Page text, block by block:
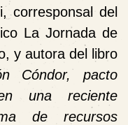
corresponsal del
La Jornada de
y autora del libro
Cóndor, pacto
una reciente
de recursos